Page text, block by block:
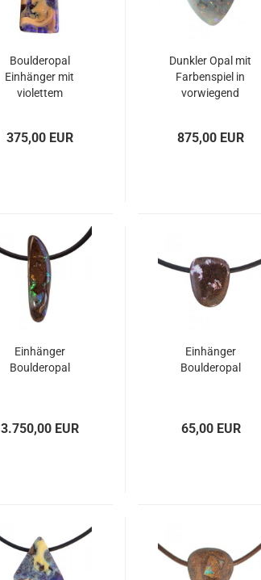
Boulderopal
Einhänger mit
violettem
375,00 EUR
Dunkler Opal mit
Farbenspiel in
vorwiegend
875,00 EUR
Einhänger
Boulderopal
3.750,00 EUR
Einhänger
Boulderopal
65,00 EUR